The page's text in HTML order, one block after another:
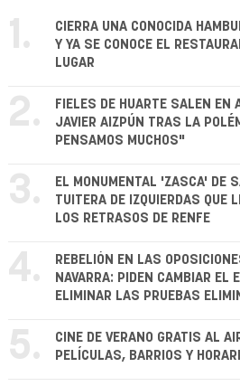
1.
CIERRA UNA CONOCIDA
Y YA SE CONOCE EL
LUGAR
2.
FIELES DE HUARTE SALEN EN
JAVIER AIZPÚN TRAS LA
PENSAMOS MUCHOS"
3.
EL MONUMENTAL 'ZASCA' DE
TUITERA DE IZQUIERDAS QUE
LOS RETRASOS DE RENFE
4.
REBELIÓN EN LAS
NAVARRA: PIDEN CAMBIAR EL
ELIMINAR LAS PRUEBAS
5.
CINE DE VERANO GRATIS AL
PELÍCULAS, BARRIOS Y